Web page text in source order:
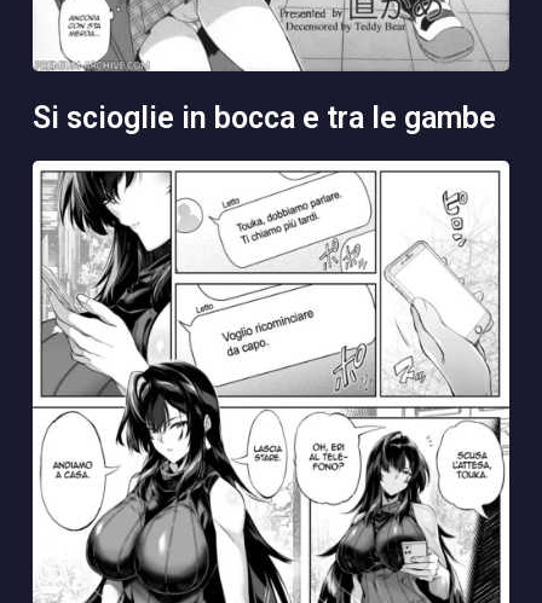
si scioglie in bocca e tra le gambe